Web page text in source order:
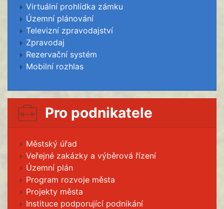
Virtuální prohlídka zámku
Územní plánování
Televizní zpravodajství
Zpravodaj
Rezervační systém
Mobilní rozhlas
Pro podnikatele
Městský úřad
Veřejné zakázky a výběrová řízení
Územní plán
Program rozvoje města
Projekty města
Instituce podporující podnikání